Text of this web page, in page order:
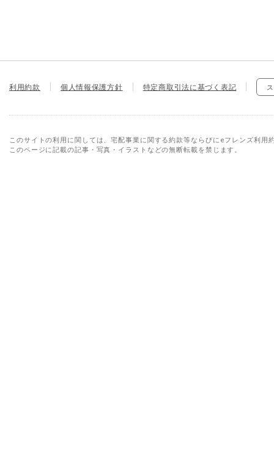
利用約款 個人情報保護方針 特定商取引法に基づく表記
このサイトの利用に関しては、宅配事業に関する約款等ならびにeフレンズ利用
このページに記載の記事・写真・イラストなどの無断転載を禁じます。